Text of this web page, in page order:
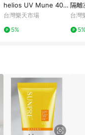
helios UV Mune 400
保濕霜 SPF50
台灣樂天市場
5%
隔
★★
台灣